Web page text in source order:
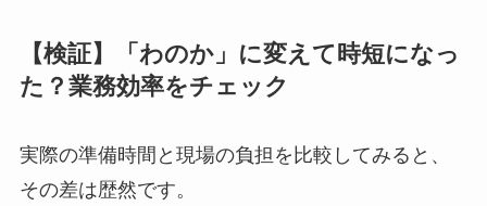
【検証】「わのか」に変えて時短になっ
た？業務効率をチェック
実際の準備時間と現場の負担を比較してみると、
その差は歴然です。